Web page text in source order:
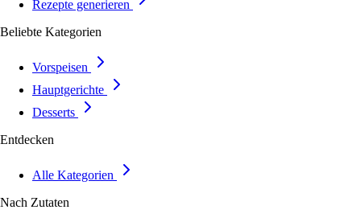
Rezepte generieren
Beliebte Kategorien
Vorspeisen
Hauptgerichte
Desserts
Entdecken
Alle Kategorien
Nach Zutaten